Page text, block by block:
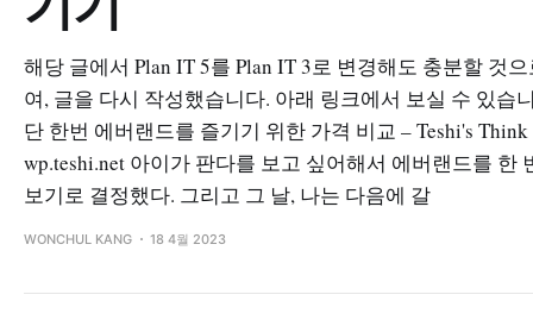
해당 글에서 Plan IT 5를 Plan IT 3로 변경해도 충분할 것
여, 글을 다시 작성했습니다. 아래 링크에서 보실 수 있습
단 한번 에버랜드를 즐기기 위한 가격 비교 – Teshi's
wp.teshi.net 아이가 판다를 보고 싶어해서 에버랜드를 한
보기로 결정했다. 그리고 그 날, 나는 다음에 갈
WONCHUL KANG 18 4월 2023